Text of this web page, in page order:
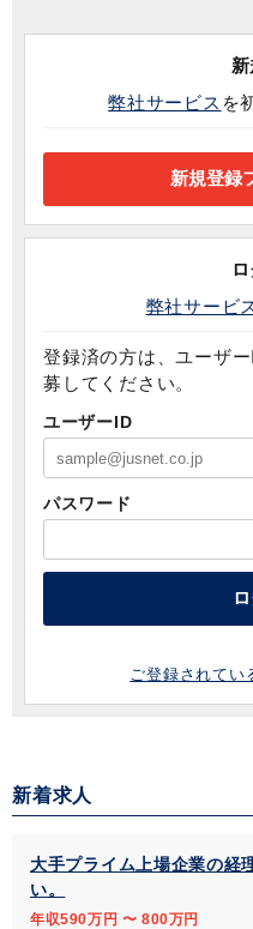
弊社サービス を
弊社サービ
登録済の方は、ユーザ
募してください。
ユーザーID
パスワード
ご登録されてい
新着求人
大手プライム上場企業の経
い。
年収590万円 〜 800万円